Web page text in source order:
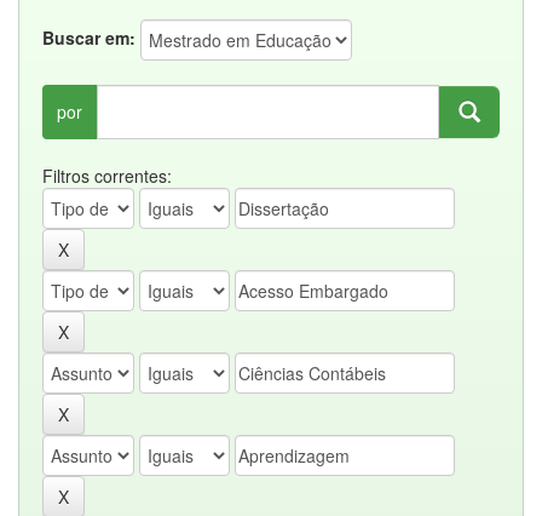
Buscar em:
por
Filtros correntes: